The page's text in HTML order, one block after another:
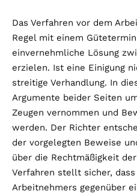
Das Verfahren vor dem
Regel mit einem
einvernehmliche Lösung
erzielen. Ist eine Einigung
streitige Verhandlung. In
Argumente beider Seiten
Zeugen vernommen und
werden. Der Richter
der vorgelegten Beweise
über die Rechtmäßigkeit
Verfahren stellt sicher,
Arbeitnehmers gegenüber